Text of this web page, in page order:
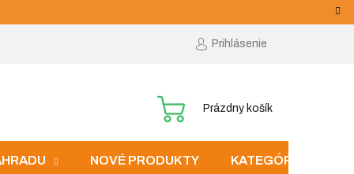
Prihlásenie
NÁKUPNÝ
Prázdny košík
NOVÉ PRODUKTY KATEGÓRIE